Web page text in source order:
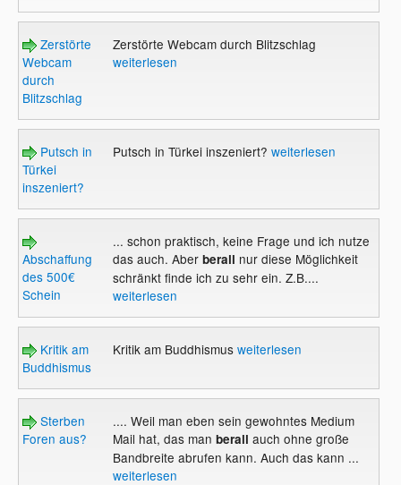
Zerstörte
Webcam
durch
Blitzschlag
Zerstörte Webcam durch Blitzschlag
weiterlesen
Putsch in
Türkei
inszeniert?
Putsch in Türkei inszeniert? weiterlesen
Abschaffung
des 500€
Schein
... schon praktisch, keine Frage und ich nutze
das auch. Aber berall nur diese Möglichkeit
schränkt finde ich zu sehr ein. Z.B....
weiterlesen
Kritik am
Buddhismus
Kritik am Buddhismus weiterlesen
Sterben
Foren aus?
.... Weil man eben sein gewohntes Medium
Mail hat, das man berall auch ohne große
Bandbreite abrufen kann. Auch das kann ...
weiterlesen